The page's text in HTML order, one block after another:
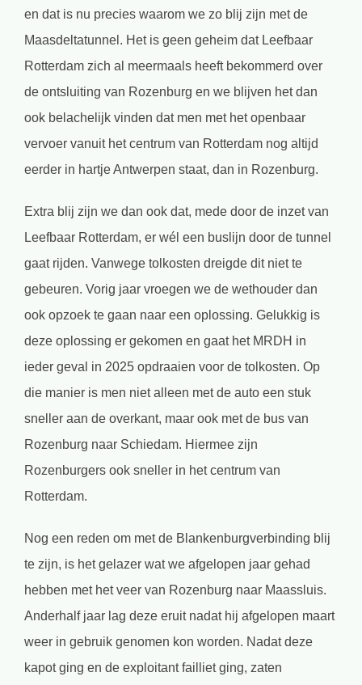
en dat is nu precies waarom we zo blij zijn met de
Maasdeltatunnel. Het is geen geheim dat Leefbaar
Rotterdam zich al meermaals heeft bekommerd over
de ontsluiting van Rozenburg en we blijven het dan
ook belachelijk vinden dat men met het openbaar
vervoer vanuit het centrum van Rotterdam nog altijd
eerder in hartje Antwerpen staat, dan in Rozenburg.
Extra blij zijn we dan ook dat, mede door de inzet van
Leefbaar Rotterdam, er wél een buslijn door de tunnel
gaat rijden. Vanwege tolkosten dreigde dit niet te
gebeuren. Vorig jaar vroegen we de wethouder dan
ook opzoek te gaan naar een oplossing. Gelukkig is
deze oplossing er gekomen en gaat het MRDH in
ieder geval in 2025 opdraaien voor de tolkosten. Op
die manier is men niet alleen met de auto een stuk
sneller aan de overkant, maar ook met de bus van
Rozenburg naar Schiedam. Hiermee zijn
Rozenburgers ook sneller in het centrum van
Rotterdam.
Nog een reden om met de Blankenburgverbinding blij
te zijn, is het gelazer wat we afgelopen jaar gehad
hebben met het veer van Rozenburg naar Maassluis.
Anderhalf jaar lag deze eruit nadat hij afgelopen maart
weer in gebruik genomen kon worden. Nadat deze
kapot ging en de exploitant failliet ging, zaten